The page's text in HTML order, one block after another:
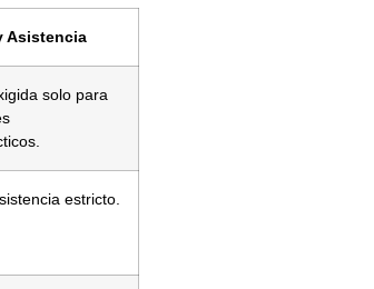
Asistencia
solo para
estricto.